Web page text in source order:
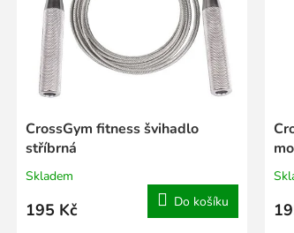
CrossGym fitness švihadlo
stříbrná
Skladem
195 Kč Do košíku